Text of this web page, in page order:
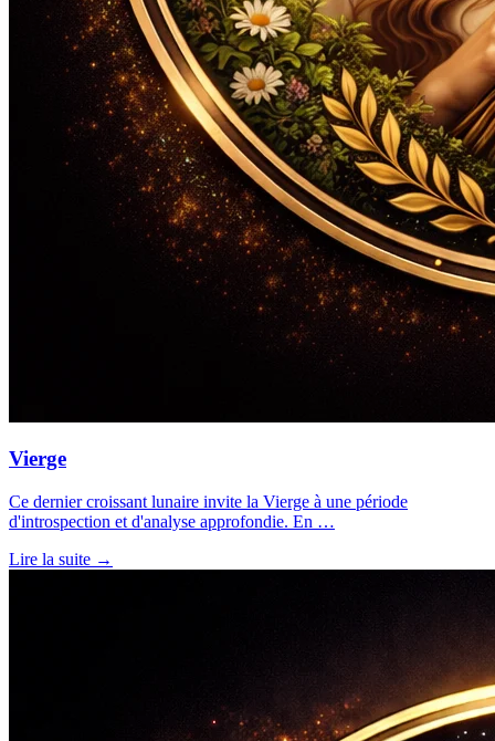
Vierge
Ce dernier croissant lunaire invite la Vierge à une période
d'introspection et d'analyse approfondie. En …
Lire la suite →